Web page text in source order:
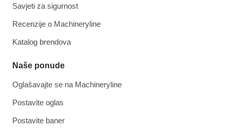
Savjeti za sigurnost
Recenzije o Machineryline
Katalog brendova
Naše ponude
Oglašavajte se na Machineryline
Postavite oglas
Postavite baner